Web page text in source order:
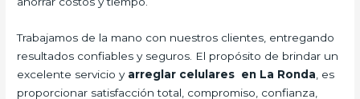
Trabajamos de la mano con nuestros clientes, entregando
resultados confiables y seguros. El propósito de brindar un
excelente servicio y arreglar celulares en La Ronda , es
proporcionar satisfacción total, compromiso, confianza,